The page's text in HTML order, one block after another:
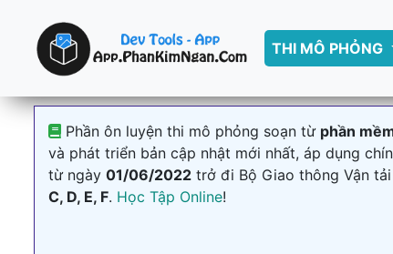
THI MÔ PHỎNG
Phần ôn luyện thi mô phỏng soạn từ phần
và phát triển bản cập nhật mới nhất, áp dụng
từ ngày 01/06/2022 trở đi Bộ Giao thông Vận
C, D, E, F. Học Tập Online!